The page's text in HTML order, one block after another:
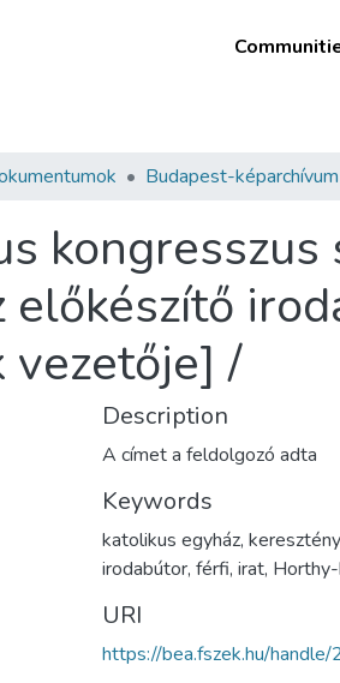
Budapest-képarchívum
előkészítő
vezetője] /
Description
A címet a feldolgozó adta
Keywords
katolikus egyház,
irodabútor, férfi, irat,
URI
https://bea.fszek.hu/